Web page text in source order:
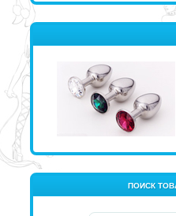
ПОИСК